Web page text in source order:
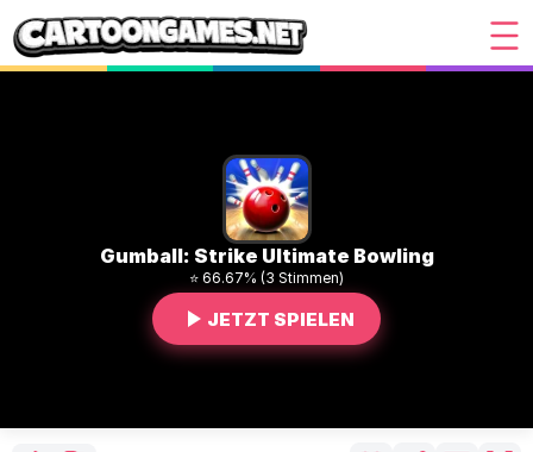
Gumball: Strike Ultimate Bowling
⭐ 66.67% (3 Stimmen)
JETZT SPIELEN